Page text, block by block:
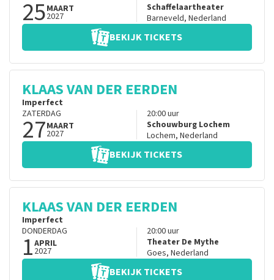
25MAART
2027
Schaffelaartheater
Barneveld, Nederland
BEKIJK TICKETS
KLAAS VAN DER EERDEN
Imperfect
ZATERDAG
27MAART
2027
20:00uur
Schouwburg Lochem
Lochem, Nederland
BEKIJK TICKETS
KLAAS VAN DER EERDEN
Imperfect
DONDERDAG
1APRIL
2027
20:00uur
Theater De Mythe
Goes, Nederland
BEKIJK TICKETS